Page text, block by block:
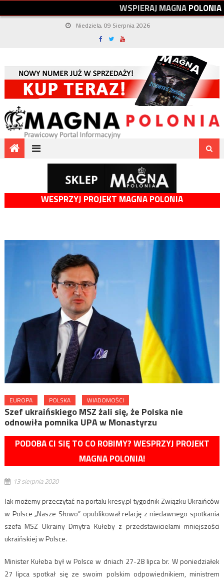
WSPIERAJMAGNAPOLONIA
Niedziela, 09 Sierpnia 2026
WESPRZYJ PROJEKT MAGNA POLONIA
EUROPA POLSKA WIADOMOŚCI
Szef ukraińskiego MSZ żali się, że Polska nie
odnowiła pomnika UPA w Monastyrzu
PODOBA CI SIĘ TO CO ROBIMY? WESPRZYJ PROJEKT
MAGNA POLONIA!
13 sierpnia 2020
Jak możemy przeczytać na portalu kresy.pl tygodnik Związku Ukraińców
w Polsce „Nasze Słowo” opublikował relację z niedawnego spotkania
szefa MSZ Ukrainy Dmytra Kułeby z przedstawicielami mniejszości
ukraińskiej w Polsce.
Minister Kułeba był w Polsce w dniach 27-28 lipca br. W poniedziałek
27 lipca spotkał się ze swoim polskim odpowiednikiem, ministrem